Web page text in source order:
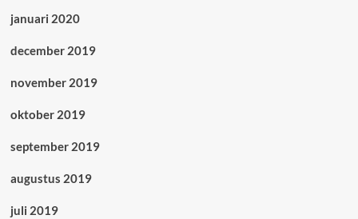
januari 2020
december 2019
november 2019
oktober 2019
september 2019
augustus 2019
juli 2019